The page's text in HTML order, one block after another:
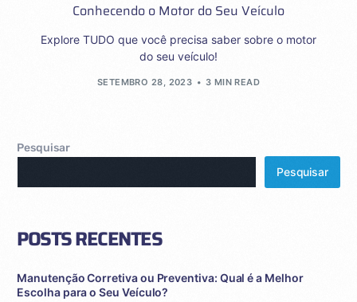
Conhecendo o Motor do Seu Veículo
Explore TUDO que você precisa saber sobre o motor
do seu veículo!
SETEMBRO 28, 2023 3 MIN READ
Pesquisar
Pesquisar
POSTS RECENTES
Manutenção Corretiva ou Preventiva: Qual é a Melhor
Escolha para o Seu Veículo?